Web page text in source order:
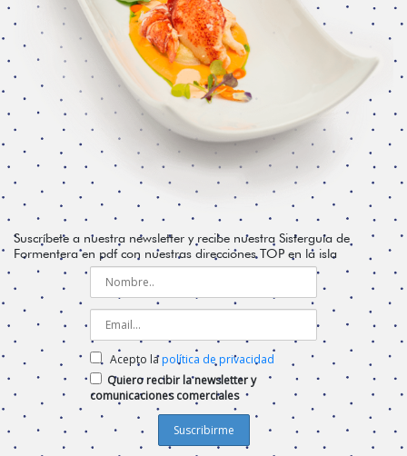
Suscríbete a nuestra newsletter y recibe nuestra Sisterguía de
Formentera en pdf con nuestras direcciones TOP en la isla
Acepto lapolítica de privacidad
Quiero recibir la newsletter y
comunicaciones comerciales